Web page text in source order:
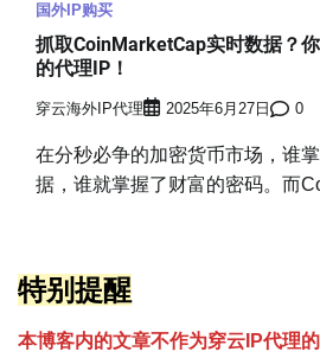
国外IP购买
抓取CoinMarketCap实时数据？
的代理IP！
穿云海外IP代理 2025年6月27日 0
在分秒必争的加密货币市场，谁
据，谁就掌握了财富的密码。而
特别提醒
本博客内的文章不作为穿云 P代理